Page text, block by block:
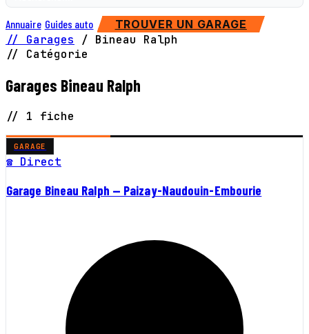
Annuaire Guides auto TROUVER UN GARAGE
// Garages / Bineau Ralph
// Catégorie
Garages Bineau Ralph
// 1 fiche
GARAGE
☎ Direct
Garage Bineau Ralph — Paizay-Naudouin-Embourie